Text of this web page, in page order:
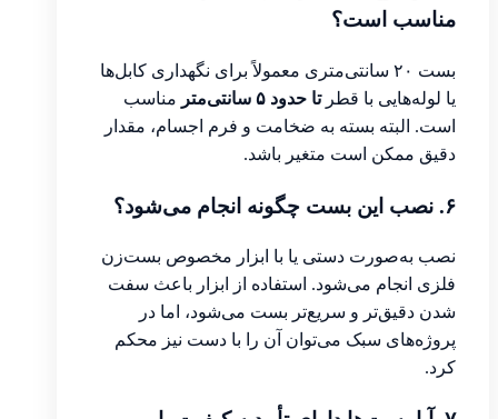
مناسب است؟
بست ۲۰ سانتی‌متری معمولاً برای نگهداری کابل‌ها
یا لوله‌هایی با قطرتا حدود ۵ سانتی‌متر
مناسب
است. البته بسته به ضخامت و فرم اجسام، مقدار
دقیق ممکن است متغیر باشد.
۶. نصب این بست چگونه انجام می‌شود؟
نصب به‌صورت دستی یا با ابزار مخصوص بست‌زن
فلزی انجام می‌شود. استفاده از ابزار باعث سفت
شدن دقیق‌تر و سریع‌تر بست می‌شود، اما در
پروژه‌های سبک می‌توان آن را با دست نیز محکم
کرد.